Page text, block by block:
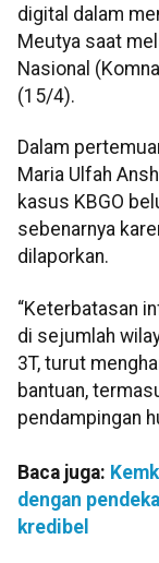
digital dalam
Meutya saat
Nasional
(15/4).
Dalam
Maria Ulfah
kasus KBGO
sebenarnya
dilaporkan.
“Keterbatasan
di sejumlah
3T, turut
bantuan,
pendampingan
Baca juga:
dengan
kredibel